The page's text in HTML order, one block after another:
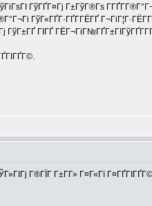
ГўГҐГ¤Гј Г±ГўГ®Гѕ
ГўГ«ГҐГ·ГҐГ­ГЁГҐ
ГўГ±ГҐ ГІГҐ
Г®ГЇГ Г±Г­Г» Г¤Г«Гї